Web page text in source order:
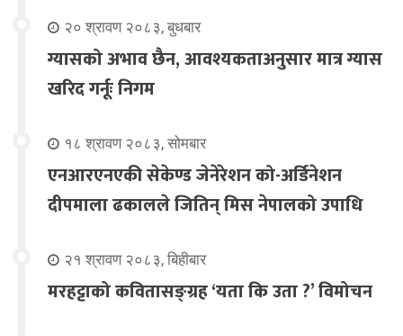
२० श्रावण २०८३, बुधबार
ग्यासको अभाव छैन, आवश्यकताअनुसार मात्र ग्यास
खरिद गर्नूः निगम
१८ श्रावण २०८३, सोमबार
एनआरएनएकी सेकेण्ड जेनेरेशन को-अर्डिनेशन
दीपमाला ढकालले जितिन् मिस नेपालको उपाधि
२१ श्रावण २०८३, बिहीबार
मरहट्टाको कवितासङ्ग्रह ‘यता कि उता ?’ विमोचन